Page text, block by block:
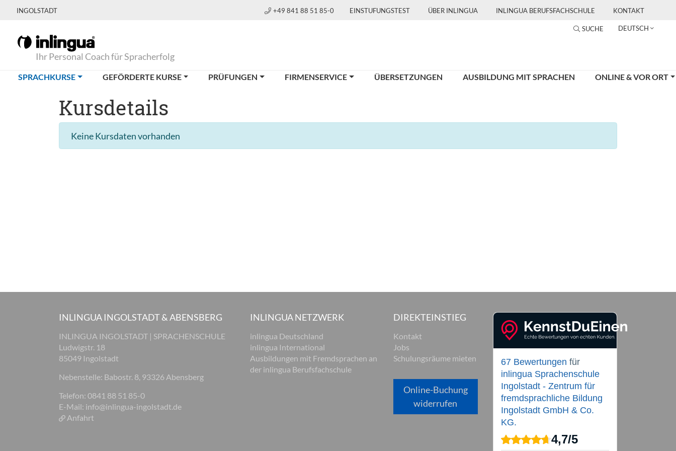
INGOLSTADT +49 841 88 51 85-0 EINSTUFUNGSTEST ÜBER INLINGUA INLINGUA BERUFSFACHSCHULE KONTAKT
SUCHE DEUTSCH
Ihr Personal Coach für Spracherfolg
SPRACHKURSE(CURRENT)GEFÖRDERTE KURSE PRÜFUNGEN FIRMENSERVICE ÜBERSETZUNGEN AUSBILDUNG MIT SPRACHEN ONLINE & VOR ORT
Kursdetails
Keine Kursdaten vorhanden
INLINGUA INGOLSTADT & ABENSBERG
INLINGUA INGOLSTADT | SPRACHENSCHULE
Ludwigstr. 18
85049 Ingolstadt
Nebenstelle: Babostr. 8, 93326 Abensberg
Telefon: 0841 88 51 85-0
E-Mail: info@inlingua-ingolstadt.de
Anfahrt
INLINGUA NETZWERK
inlingua Deutschland
inlingua International
Ausbildungen mit Fremdsprachen an
der inlingua Berufsfachschule
DIREKTEINSTIEG
Kontakt
Jobs
Schulungsräume mieten
Online-Buchung
widerrufen
67 Bewertungen für
inlingua Sprachenschule
Ingolstadt - Zentrum für
fremdsprachliche Bildung
Ingolstadt GmbH & Co.
KG.
4,7/5